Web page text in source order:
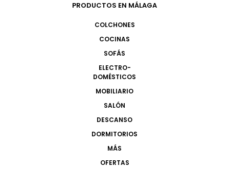
PRODUCTOS EN MÁLAGA
COLCHONES
COCINAS
SOFÁS
ELECTRO-
DOMÉSTICOS
MOBILIARIO
SALÓN
DESCANSO
DORMITORIOS
MÁS
OFERTAS